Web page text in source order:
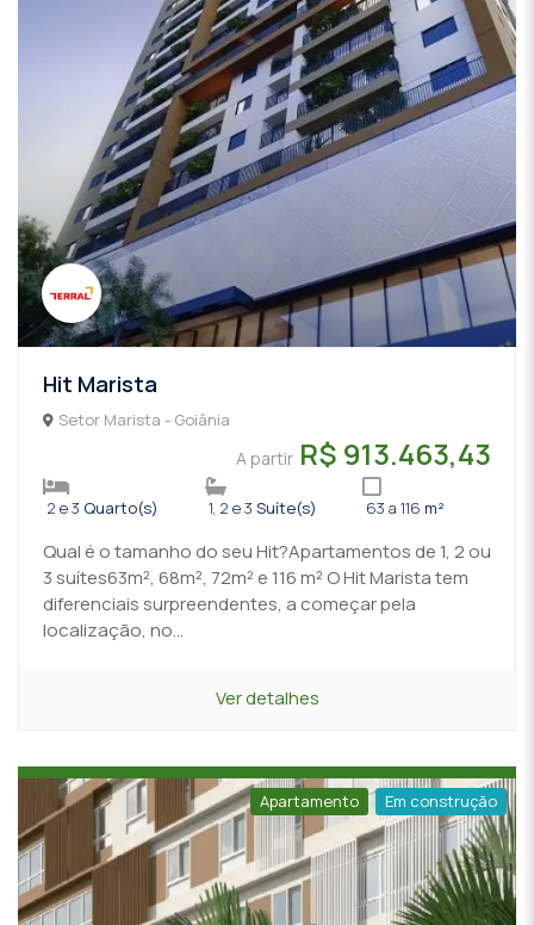
Hit Marista
Setor Marista - Goiânia
A partir R$ 913.463,43
2 e 3 Quarto(s) 1, 2 e 3 Suíte(s) 63 a 116 m²
Qual é o tamanho do seu Hit?Apartamentos de 1, 2 ou
3 suítes63m², 68m², 72m² e 116 m² O Hit Marista tem
diferenciais surpreendentes, a começar pela
localização, no...
Ver detalhes
Apartamento Em construção